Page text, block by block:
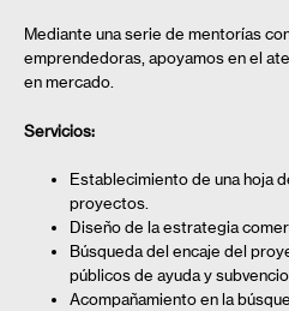
Mediante una serie de mentorías
emprendedoras, apoyamos en el
en mercado.
Servicios:
Establecimiento de una hoja
proyectos.
Diseño de la estrategia
Búsqueda del encaje del
públicos de ayuda y
Acompañamiento en la